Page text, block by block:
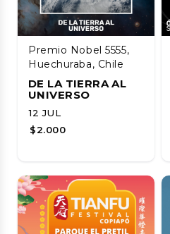
Premio Nobel 5555,
Huechuraba, Chile
DE LA TIERRA AL
UNIVERSO
12 JUL
$2.000